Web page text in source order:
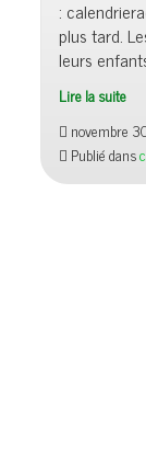
:
plus tard.
leurs
Lire la suite
novembre
Publié dans